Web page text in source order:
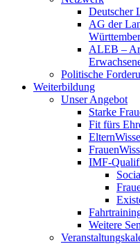
Deutscher
AG der
ALEB –
Politische
Weiterbildung
Unser Angebot
Starke
Fit fürs
IMF-
Weitere